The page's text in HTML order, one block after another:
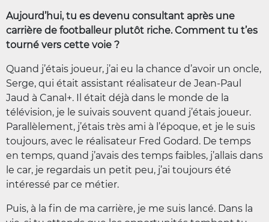
Aujourd’hui, tu es devenu consultant après une
carrière de footballeur plutôt riche. Comment tu t’es
tourné vers cette voie ?
Quand j’étais joueur, j’ai eu la chance d’avoir un oncle,
Serge, qui était assistant réalisateur de Jean-Paul
Jaud à Canal+. Il était déjà dans le monde de la
télévision, je le suivais souvent quand j’étais joueur.
Parallèlement, j’étais très ami à l’époque, et je le suis
toujours, avec le réalisateur Fred Godard. De temps
en temps, quand j’avais des temps faibles, j’allais dans
le car, je regardais un petit peu, j’ai toujours été
intéressé par ce métier.
Puis, à la fin de ma carrière, je me suis lancé. Dans la